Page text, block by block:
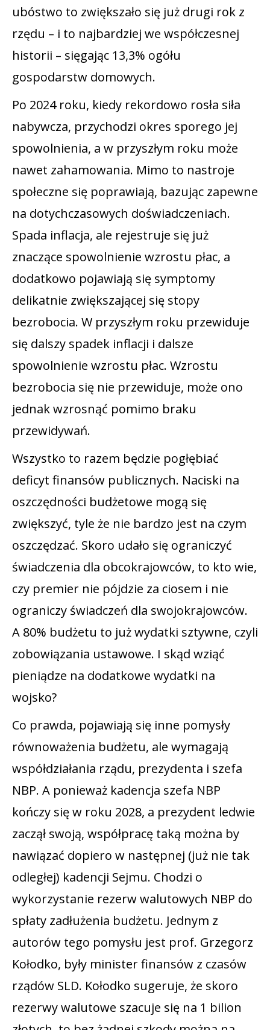
ubóstwo to zwiększało się już drugi rok z
rzędu – i to najbardziej we współczesnej
historii – sięgając 13,3% ogółu
gospodarstw domowych.
Po 2024 roku, kiedy rekordowo rosła siła
nabywcza, przychodzi okres sporego jej
spowolnienia, a w przyszłym roku może
nawet zahamowania. Mimo to nastroje
społeczne się poprawiają, bazując zapewne
na dotychczasowych doświadczeniach.
Spada inflacja, ale rejestruje się już
znaczące spowolnienie wzrostu płac, a
dodatkowo pojawiają się symptomy
delikatnie zwiększającej się stopy
bezrobocia. W przyszłym roku przewiduje
się dalszy spadek inflacji i dalsze
spowolnienie wzrostu płac. Wzrostu
bezrobocia się nie przewiduje, może ono
jednak wzrosnąć pomimo braku
przewidywań.
Wszystko to razem będzie pogłębiać
deficyt finansów publicznych. Naciski na
oszczędności budżetowe mogą się
zwiększyć, tyle że nie bardzo jest na czym
oszczędzać. Skoro udało się ograniczyć
świadczenia dla obcokrajowców, to kto wie,
czy premier nie pójdzie za ciosem i nie
ograniczy świadczeń dla swojokrajowców.
A 80% budżetu to już wydatki sztywne, czyli
zobowiązania ustawowe. I skąd wziąć
pieniądze na dodatkowe wydatki na
wojsko?
Co prawda, pojawiają się inne pomysły
równoważenia budżetu, ale wymagają
współdziałania rządu, prezydenta i szefa
NBP. A ponieważ kadencja szefa NBP
kończy się w roku 2028, a prezydent ledwie
zaczął swoją, współpracę taką można by
nawiązać dopiero w następnej (już nie tak
odległej) kadencji Sejmu. Chodzi o
wykorzystanie rezerw walutowych NBP do
spłaty zadłużenia budżetu. Jednym z
autorów tego pomysłu jest prof. Grzegorz
Kołodko, były minister finansów z czasów
rządów SLD. Kołodko sugeruje, że skoro
rezerwy walutowe szacuje się na 1 bilion